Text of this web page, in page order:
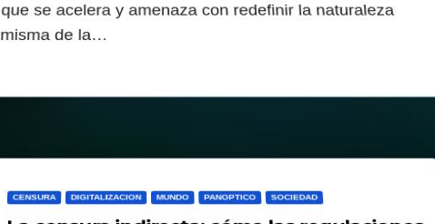
que se acelera y amenaza con redefinir la naturaleza
misma de la…
CENSURA DIGITALIZACION MUNDO PANOPTICO SOCIEDAD